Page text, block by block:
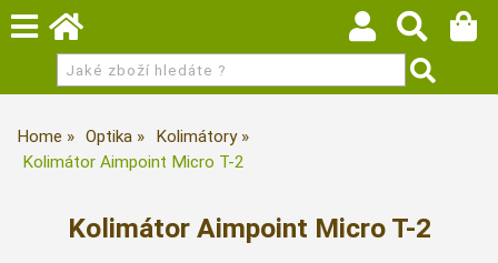
Home Optika
Kolimátory
Kolimátor Aimpoint Micro T-2
Kolimátor Aimpoint Micro T-2